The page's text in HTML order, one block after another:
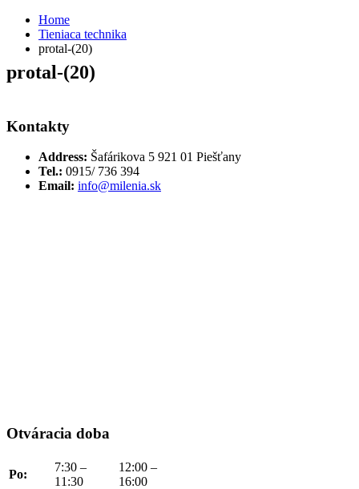
Home
Tieniaca technika
protal-(20)
protal-(20)
Kontakty
Address: Šafárikova 5 921 01 Piešťany
Tel.: 0915/ 736 394
Email: info@milenia.sk
Otváracia doba
Po:
7:30 –
11:30
12:00 –
16:00